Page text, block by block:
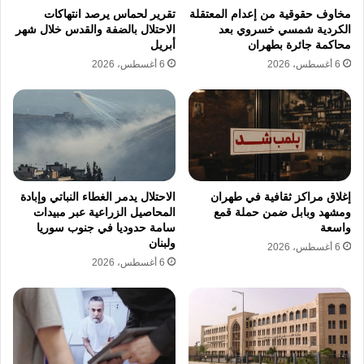
ضحية
انتشلت فرق الإنقاذ جثمان ضحية من الجنسية
السورية من تحت أنقاض المنزل المستهدف في
بلدة دير قانون النهر بقضاء صور. وارتفعت حصيلة
تلك المجزرة إلى 12 ضحية و3 جرحى ينتمون في
معظمهم لعائلة واحدة قضوا جراء الهجوم الجوي
العنيف. وتعرضت جرود شبعا لغارة مماثلة أسفرت
عن مقتل شخص وإصابة آخر بجروح خطيرة من
الجنسية السورية جرى نقلهما للمستشفى.
يقوم الطيران الإسرائيلي يستهدف قرى لبنانية
جنوب البلاد بعمليات قصف ممنهج تؤدي إلى تفاقم
مخاوف حقوقية من إعدام المعتقلة
الكردية شمسي خسروي بعد
محاكمة جائرة بطهران
6 أغسطس، 2026
تقرير لحماس يرصد انتهاكات
الاحتلال بالضفة والقدس خلال شهر
أبريل
6 أغسطس، 2026
إغلاق مراكز ثقافية في طهران
ومشهد وبابل ضمن حملة قمع
واسعة
6 أغسطس، 2026
الاحتلال يدمر الغطاء النباتي وإبادة
المحاصيل الزراعية عبر مبيدات
سامة حدوديا في جنوب سوريا
ولبنان
6 أغسطس، 2026